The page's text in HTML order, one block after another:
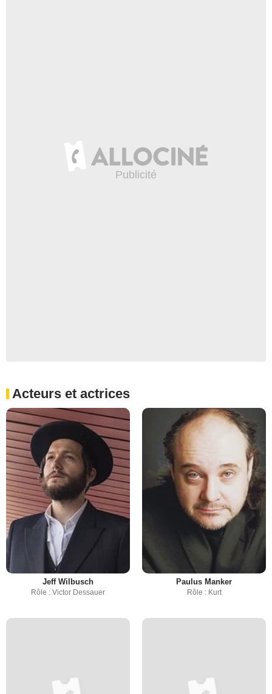
Acteurs et actrices
Jeff Wilbusch
Rôle : Victor Dessauer
Paulus Manker
Rôle : Kurt